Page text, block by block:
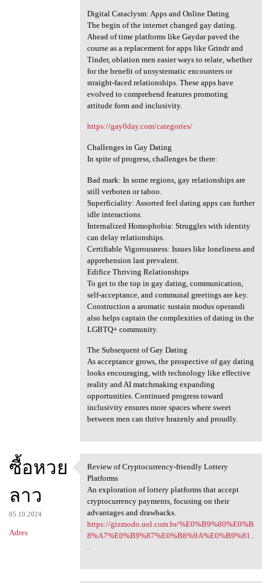
Digital Cataclysm: Apps and Online Dating
The begin of the internet changed gay dating.
Ahead of time platforms like Gaydar paved the
course as a replacement for apps like Grindr and
Tinder, oblation men easier ways to relate, whether
for the benefit of unsystematic encounters or
straight-faced relationships. These apps have
evolved to comprehend features promoting
attitude form and inclusivity.
https://gay0day.com/categories/
Challenges in Gay Dating
In spite of progress, challenges be there:
Bad mark: In some regions, gay relationships are
still verboten or taboo.
Superficiality: Assorted feel dating apps can further
idle interactions.
Internalized Homophobia: Struggles with identity
can delay relationships.
Certifiable Vigorousness: Issues like loneliness and
apprehension last prevalent.
Edifice Thriving Relationships
To get to the top in gay dating, communication,
self-acceptance, and communal greetings are key.
Construction a aromatic sustain modus operandi
also helps captain the complexities of dating in the
LGBTQ+ community.
The Subsequent of Gay Dating
As acceptance grows, the prospective of gay dating
looks encouraging, with technology like effective
reality and AI matchmaking expanding
opportunities. Continued progress toward
inclusivity ensures more spaces where sweet
between men can thrive brazenly and proudly.
ซื้อหวย
ลาว
05.10.2024
Adres
Review of Cryptocurrency
Review of Cryptocurrency-friendly Lottery
Platforms
An exploration of lottery platforms that accept
cryptocurrency payments, focusing on their
advantages and drawbacks.
https://gizmodo.uol.com.br/%E0%B9%80%E0%B
8%A7%E0%B9%87%E0%B8%9A%E0%B9%81..